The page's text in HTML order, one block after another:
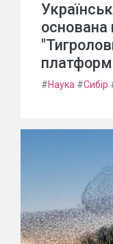
основана
#Наука #Сибір